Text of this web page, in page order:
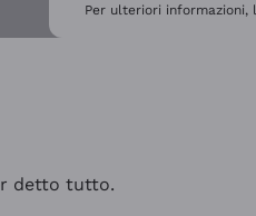
detto tutto.
Per ulteriori informazioni,